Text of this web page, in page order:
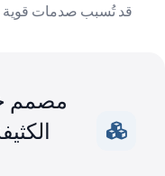
قد تُسبب صدمات قوية
مصمم